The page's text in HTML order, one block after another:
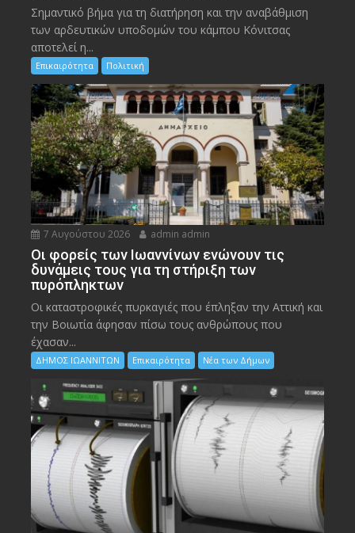
Σημαντικό βήμα για τη διατήρηση και την αναβάθμιση
των αρδευτικών υποδομών του κάμπου Κόνιτσας
αποτελεί η...
Επικαιρότητα Πολιτική
7 Αυγούστου 2026 admin admin
Οι φορείς των Ιωαννίνων ενώνουν τις
δυνάμεις τους για τη στήριξη των
πυρόπληκτων
Οι καταστροφικές πυρκαγιές που έπληξαν την Αττική και
την Bοιωτία άφησαν πίσω τους ανθρώπους που
έχασαν...
ΔΗΜΟΣ ΙΩΑΝΝΙΤΩΝ Επικαιρότητα Νέα των Δήμων